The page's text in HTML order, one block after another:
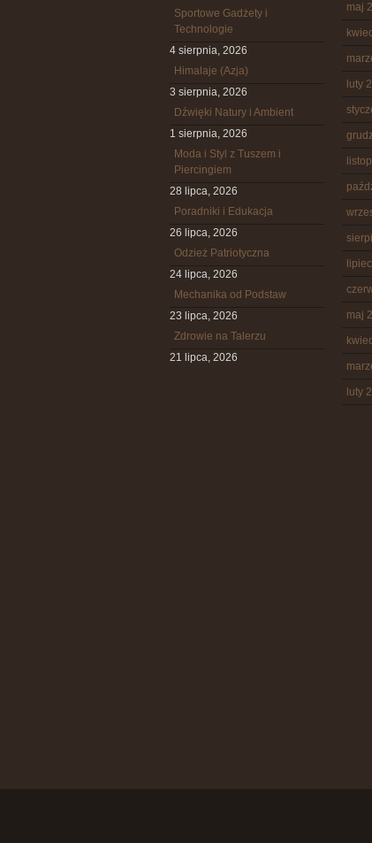
Sportowe Gadżety i
Technologie
4 sierpnia, 2026
Himalaje (Azja)
3 sierpnia, 2026
Dźwięki Natury i Ambient
1 sierpnia, 2026
Moda i Styl z Tuszem i
Piercingiem
28 lipca, 2026
Poradniki i Edukacja
26 lipca, 2026
Odzież Patriotyczna
24 lipca, 2026
Mechanika od Podstaw
23 lipca, 2026
Zdrowie na Talerzu
21 lipca, 2026
maj
luty
maj
luty